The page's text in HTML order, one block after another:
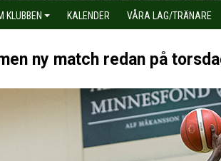
KLUBBEN KALENDER VÅRA LAG/TRÄNARE
ny match redan på